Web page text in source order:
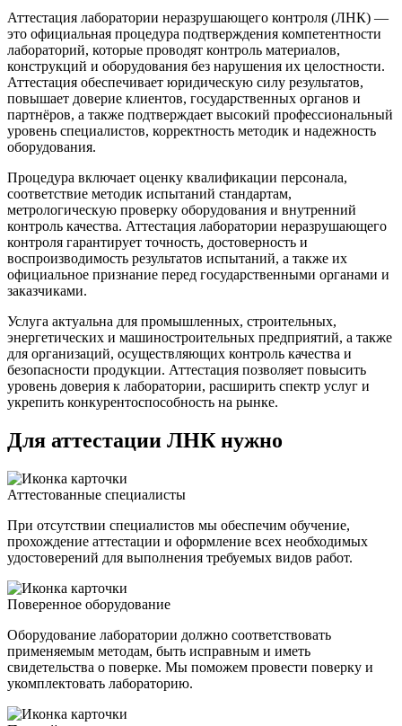
Аттестация лаборатории неразрушающего контроля (ЛНК) —
это официальная процедура подтверждения компетентности
лабораторий, которые проводят контроль материалов,
конструкций и оборудования без нарушения их целостности.
Аттестация обеспечивает юридическую силу результатов,
повышает доверие клиентов, государственных органов и
партнёров, а также подтверждает высокий профессиональный
уровень специалистов, корректность методик и надежность
оборудования.
Процедура включает оценку квалификации персонала,
соответствие методик испытаний стандартам,
метрологическую проверку оборудования и внутренний
контроль качества. Аттестация лаборатории неразрушающего
контроля гарантирует точность, достоверность и
воспроизводимость результатов испытаний, а также их
официальное признание перед государственными органами и
заказчиками.
Услуга актуальна для промышленных, строительных,
энергетических и машиностроительных предприятий, а также
для организаций, осуществляющих контроль качества и
безопасности продукции. Аттестация позволяет повысить
уровень доверия к лаборатории, расширить спектр услуг и
укрепить конкурентоспособность на рынке.
Для аттестации ЛНК нужно
Аттестованные специалисты
При отсутствии специалистов мы обеспечим обучение,
прохождение аттестации и оформление всех необходимых
удостоверений для выполнения требуемых видов работ.
Поверенное оборудование
Оборудование лаборатории должно соответствовать
применяемым методам, быть исправным и иметь
свидетельства о поверке. Мы поможем провести поверку и
укомплектовать лабораторию.